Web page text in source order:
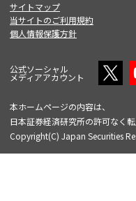
サイトマップ
当サイトのご利用規約
個人情報保護方針
公式ソーシャル
メディアアカウント
本ホームページの内容は、
日本証券経済研究所の許可なく
Copyright(C) Japan Securities